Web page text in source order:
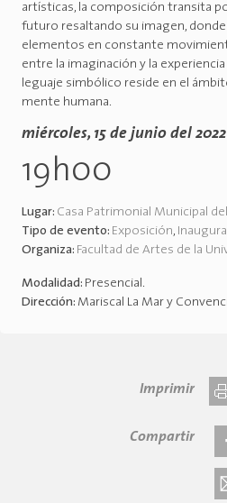
artísticas, la composición transita
futuro resaltando su imagen,
elementos en constante
entre la imaginación y la
leguaje simbólico reside en el
mente humana.
miércoles, 15 de junio del 2022
19h00
Lugar: Casa Patrimonial Municipal
Tipo de evento: Exposición,
Organiza: Facultad de Artes de la
Modalidad: Presencial.
Dirección: Mariscal La Mar y
Imprimir
Compartir